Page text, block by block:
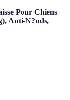
Pour Chiens
Anti-N?uds,